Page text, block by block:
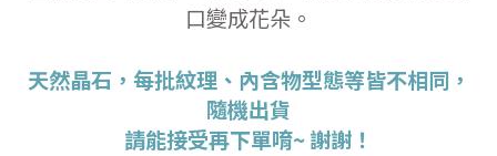
口變成花朵。
天然晶石，每批紋理、內含物型態等皆不相同，
隨機出貨
請能接受再下單唷~ 謝謝！